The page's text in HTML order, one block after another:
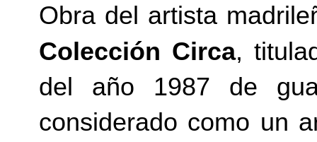
Obra del artista
Colección Circa,
del año 1987 de
considerado como un